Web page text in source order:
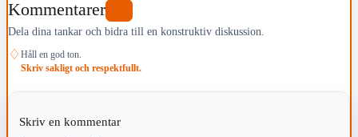
Kommentarer
Dela dina tankar och bidra till en konstruktiv diskussion.
♢ Håll en god ton.
Skriv sakligt och respektfullt.
Skriv en kommentar